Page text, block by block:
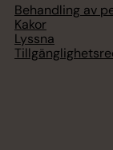
Behandling av
Kakor
Lyssna